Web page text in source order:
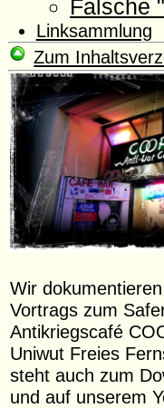
Falsche
Linksammlung
Zum
Wir
Vortrags zum
Antikriegscafé
Uniwut Freies
steht auch zum
und auf unserem